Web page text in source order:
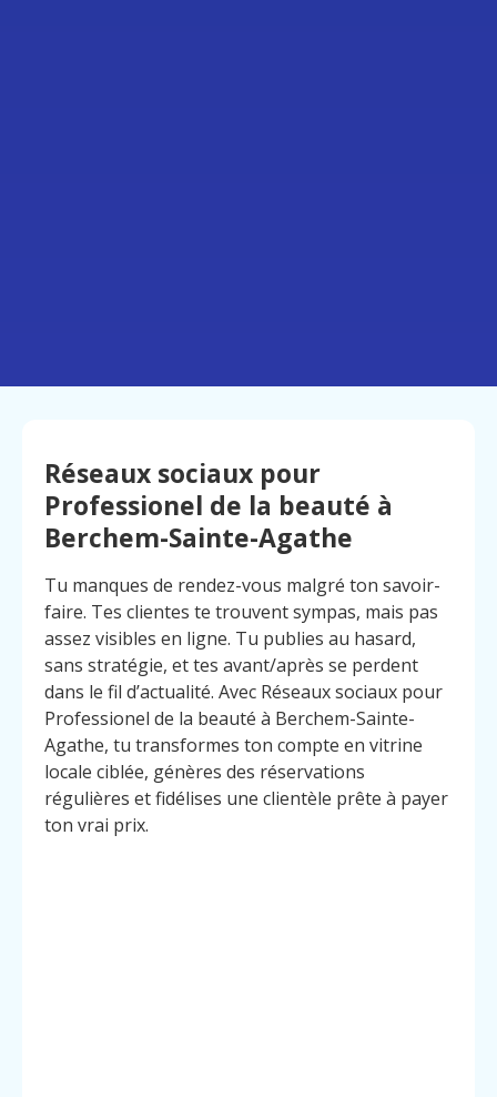
Réseaux sociaux pour
Professionel de la beauté à
Berchem-Sainte-Agathe
Tu manques de rendez-vous malgré ton savoir-
faire. Tes clientes te trouvent sympas, mais pas
assez visibles en ligne. Tu publies au hasard,
sans stratégie, et tes avant/après se perdent
dans le fil d’actualité. Avec Réseaux sociaux pour
Professionel de la beauté à Berchem-Sainte-
Agathe, tu transformes ton compte en vitrine
locale ciblée, génères des réservations
régulières et fidélises une clientèle prête à payer
ton vrai prix.